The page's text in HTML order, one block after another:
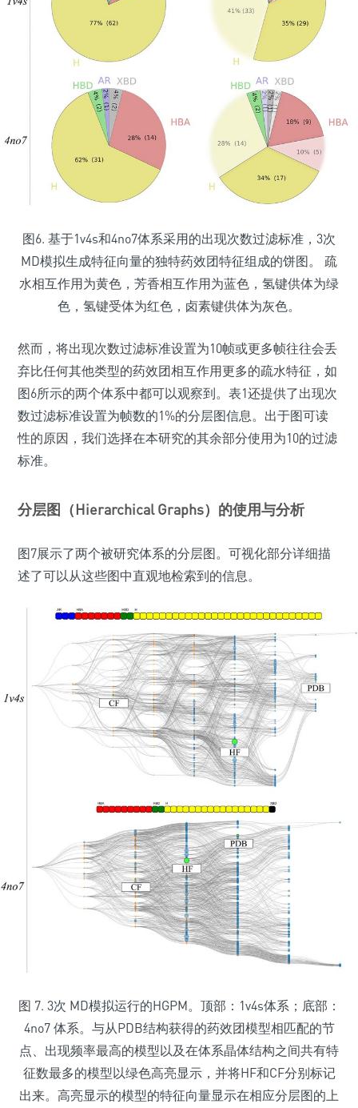
图6. 基于1v4s和4no7体系采用的出现次数过滤标准，3次
MD模拟生成特征向量的独特药效团特征组成的饼图。 疏
水相互作用为黄色，芳香相互作用为蓝色，氢键供体为绿
色，氢键受体为红色，卤素键供体为灰色。
然而，将出现次数过滤标准设置为10帧或更多帧往往会丢
弃比任何其他类型的药效团相互作用更多的疏水特征，如
图6所示的两个体系中都可以观察到。表1还提供了出现次
数过滤标准设置为帧数的1%的分层图信息。出于图可读
性的原因，我们选择在本研究的其余部分使用为10的过滤
标准。
分层图（Hierarchical Graphs）的使用与分析
图7展示了两个被研究体系的分层图。可视化部分详细描
述了可以从这些图中直观地检索到的信息。
图 7. 3次 MD模拟运行的HGPM。顶部：1v4s体系；底部：
4no7 体系。与从PDB结构获得的药效团模型相匹配的节
点、出现频率最高的模型以及在体系晶体结构之间共有特
征数最多的模型以绿色高亮显示，并将HF和CF分别标记
出来。高亮显示的模型的特征向量显示在相应分层图的上